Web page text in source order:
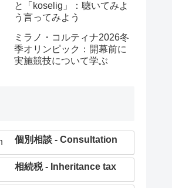
と「koselig」：聴いてみよ
う言ってみよう
ミラノ・コルティナ2026冬
季オリンピック：開幕前に
実施競技について学ぶ
個別相談 - Consultation
相続税 - Inheritance tax